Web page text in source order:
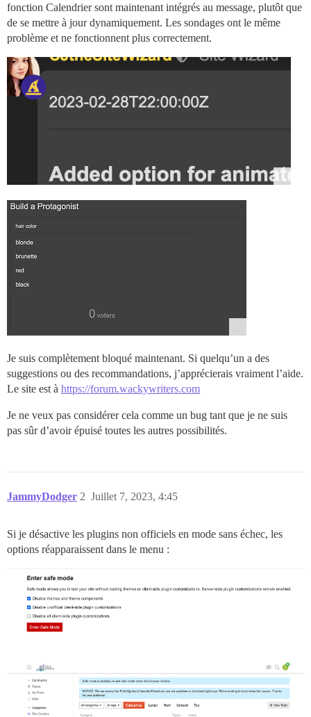
fonction Calendrier sont maintenant intégrés au message, plutôt que
de se mettre à jour dynamiquement. Les sondages ont le même
problème et ne fonctionnent plus correctement.
Je suis complètement bloqué maintenant. Si quelqu’un a des
suggestions ou des recommandations, j’apprécierais vraiment l’aide.
Le site est à https://forum.wackywriters.com
Je ne veux pas considérer cela comme un bug tant que je ne suis
pas sûr d’avoir épuisé toutes les autres possibilités.
JammyDodger Juillet 7, 2023, 4:45
2
Si je désactive les plugins non officiels en mode sans échec, les
options réapparaissent dans le menu :